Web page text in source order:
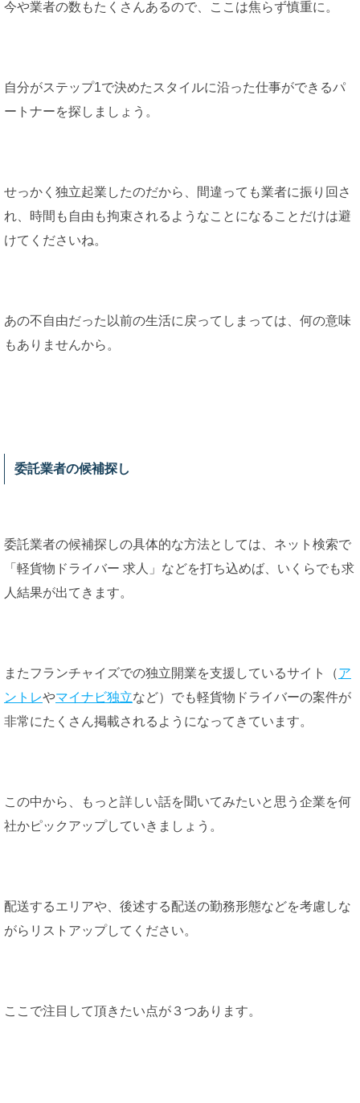
今や業者の数もたくさんあるので、ここは焦らず慎重に。
自分がステップ1で決めたスタイルに沿った仕事ができるパ
ートナーを探しましょう。
せっかく独立起業したのだから、間違っても業者に振り回さ
れ、時間も自由も拘束されるようなことになることだけは避
けてくださいね。
あの不自由だった以前の生活に戻ってしまっては、何の意味
もありませんから。
委託業者の候補探し
委託業者の候補探しの具体的な方法としては、ネット検索で
「軽貨物ドライバー 求人」などを打ち込めば、いくらでも求
人結果が出てきます。
またフランチャイズでの独立開業を支援しているサイト（ア
ントレやマイナビ独立など）でも軽貨物ドライバーの案件が
非常にたくさん掲載されるようになってきています。
この中から、もっと詳しい話を聞いてみたいと思う企業を何
社かピックアップしていきましょう。
配送するエリアや、後述する配送の勤務形態などを考慮しな
がらリストアップしてください。
ここで注目して頂きたい点が３つあります。